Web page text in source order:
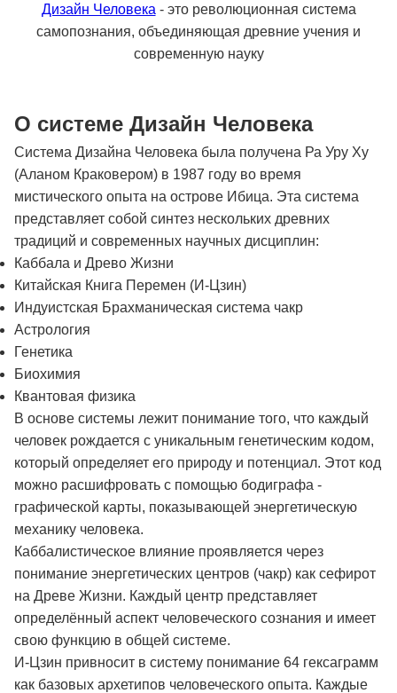
Дизайн Человека - это революционная система
самопознания, объединяющая древние учения и
современную науку
О системе Дизайн Человека
Система Дизайна Человека была получена Ра Уру Ху
(Аланом Краковером) в 1987 году во время
мистического опыта на острове Ибица. Эта система
представляет собой синтез нескольких древних
традиций и современных научных дисциплин:
Каббала и Древо Жизни
Китайская Книга Перемен (И-Цзин)
Индуистская Брахманическая система чакр
Астрология
Генетика
Биохимия
Квантовая физика
В основе системы лежит понимание того, что каждый
человек рождается с уникальным генетическим кодом,
который определяет его природу и потенциал. Этот код
можно расшифровать с помощью бодиграфа -
графической карты, показывающей энергетическую
механику человека.
Каббалистическое влияние проявляется через
понимание энергетических центров (чакр) как сефирот
на Древе Жизни. Каждый центр представляет
определённый аспект человеческого сознания и имеет
свою функцию в общей системе.
И-Цзин привносит в систему понимание 64 гексаграмм
как базовых архетипов человеческого опыта. Каждые